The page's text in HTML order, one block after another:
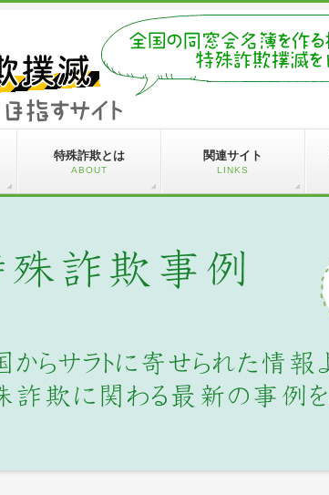
特殊詐欺とは
ABOUT
関連サイト
LINKS